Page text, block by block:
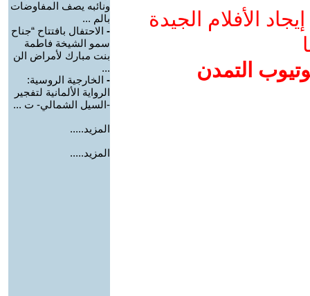
الأفلام الجيدة
التمدن
ونائبه يصف المفاوضات
بالم ...
- الاحتفال بافتتاح “جناح
سمو الشيخة فاطمة
بنت مبارك لأمراض الن
...
- الخارجية الروسية:
الرواية الألمانية لتفجير
-السيل الشمالي- ت ...
المزيد.....
المزيد.....